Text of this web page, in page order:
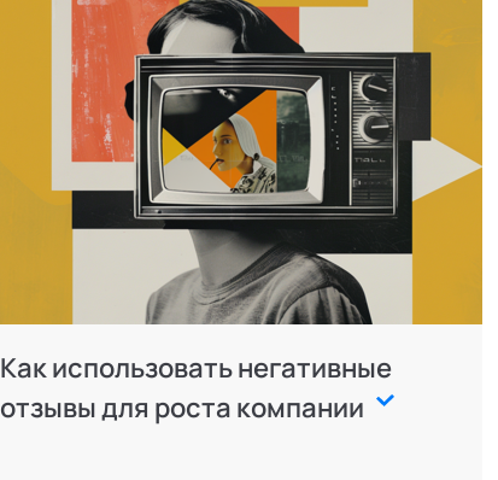
Как использовать негативные
отзывы для роста компании